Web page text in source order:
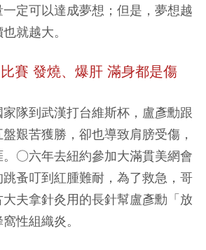
定可以達成夢想；但是，夢想越
就越大。
比賽 發燒、爆肝 滿身都是傷
隊到武漢打台維斯杯，盧彥勳跟
艱苦獲勝，卻也導致肩膀受傷，
。○六年去紐約參加大滿貫美網會
蚤叮到紅腫難耐，為了救急，哥
夫拿針灸用的長針幫盧彥勳「放
性組織炎。